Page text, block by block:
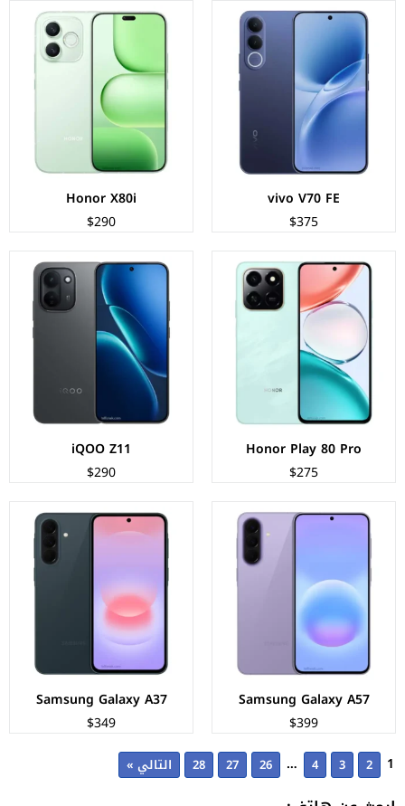
vivo V70 FE
$375
Honor X80i
$290
Honor Play 80 Pro
$275
الشاشة:TFT LCD بحجم 6.8 بوصة بدقة HD+
المعالج:
الكاميرات:خلفية 50 م.ب/ امامية 5 م.ب
الذاكرة+الرام:256 + 6/8/12 جيجابايت
نظام التشغيل:Android 15
عرض المواصفات ←
iQOO Z11
$290
المعالج:
الكاميرات:خلفية 50+2 م.ب / امامية 16 م.ب
الذاكرة+الرام:256/512 + 8/12/16 جيجابايت
نظام التشغيل:Android 16
البطارية:9020 مللي امبير - 90 واط
عرض المواصفات ←
Samsung Galaxy A57
$399
الشاشة:Super AMOLED+ بحجم 6.7 بوصة بدقة FHD+
المعالج:Exynos 1680
الكاميرات:خلفية 50+12+5 م.ب/ امامية 12 م.ب
الذاكرة+الرام:
نظام التشغيل:Android 16
البطارية:5000 مللي أمبير - 45 واط
عرض المواصفات ←
Samsung Galaxy A37
$349
المعالج:Exynos 1480
الكاميرات:خلفية 50+8+5 م.ب/ امامية 12 م.ب
الذاكرة+الرام:128/256 + 6/8/12 جيجابايت
نظام التشغيل: Android 16
البطارية:5000 مللي امبير - 45 واط
عرض المواصفات ←
1
2
3
4
…
26
27
28 التالي »